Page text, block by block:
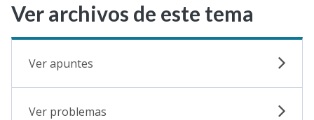
Ver archivos de este tema
Ver apuntes
Ver problemas